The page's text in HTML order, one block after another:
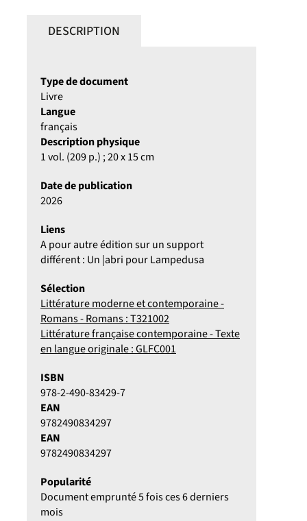
DESCRIPTION
Type de document
Livre
Langue
français
Description physique
1 vol. (209 p.) ; 20 x 15 cm
Date de publication
2026
Liens
A pour autre édition sur un support
différent : Un |abri pour Lampedusa
Sélection
Littérature moderne et contemporaine -
Romans - Romans : T321002
Littérature française contemporaine - Texte
en langue originale : GLFC001
ISBN
978-2-490-83429-7
EAN
9782490834297
EAN
9782490834297
Popularité
Document emprunté 5 fois ces 6 derniers
mois